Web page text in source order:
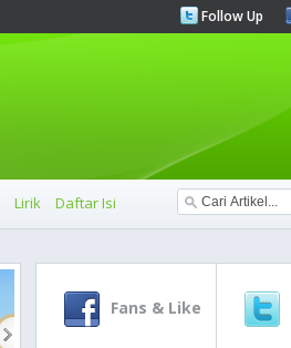
Follow Up
Lirik Daftar Isi
Fans & Like